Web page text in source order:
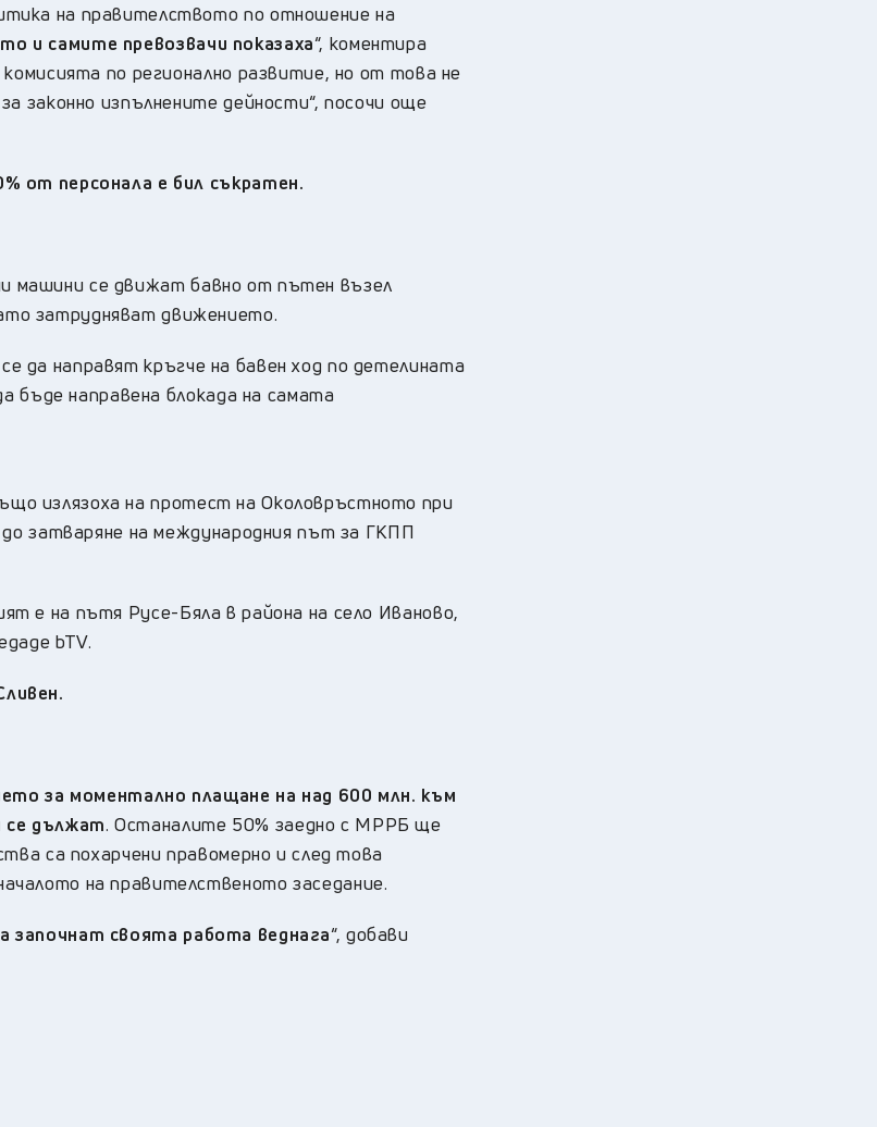
на правителството по отношение на
и самите превозвачи показаха“, коментира
по регионално развитие, но от това не
законно изпълнените дейности“, посочи още
от персонала е бил съкратен.
машини се движат бавно от пътен възел
затрудняват движението.
да направят кръгче на бавен ход по детелината
бъде направена блокада на самата
излязоха на протест на Околовръстното при
затваряне на международния път за ГКПП
е на пътя Русе-Бяла в района на село Иваново,
bTV.
за моментално плащане на над 600 млн. към
дължат. Останалите 50% заедно с МРРБ ще
са похарчени правомерно и след това
на правителственото заседание.
своята работа веднага“, добави